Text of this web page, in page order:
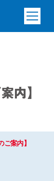
内】
ご案内】